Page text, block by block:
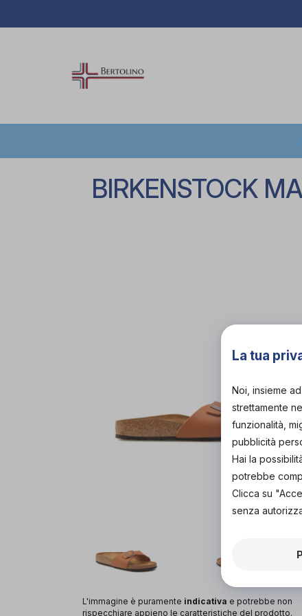
BIRKENSTOCK
L'immagine è puramente indicativa e potrebbe non
rispecchiare appieno le caratteristiche del prodotto.
La tua
Noi, insieme
strettamente
funzionalità,
pubblicità
Hai la
potrebbe
Clicca su
senza